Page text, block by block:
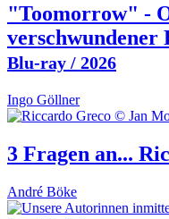
"Toomorrow" -
verschwundener
Blu-ray / 2026
Ingo Göllner
3 Fragen an...
André Böke